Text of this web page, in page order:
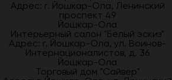
Адрес: г. Йошкар-Ола, Ленинский
проспект 49
Йошкар-Ола
Интерьерный салон "Белый эскиз"
Адрес: г. Йошкар-Ола, ул. Воинов-
Интернационалистов, д. 36
Йошкар-Ола
Торговый дом "Сайвер"